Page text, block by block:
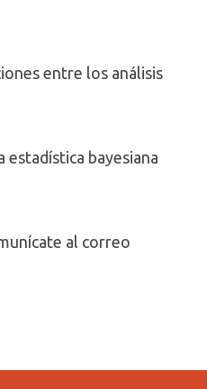
entre los análisis
bayesiana
al correo